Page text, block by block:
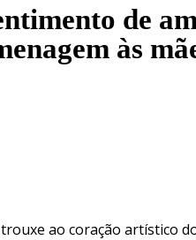
de
às
ao coração artístico